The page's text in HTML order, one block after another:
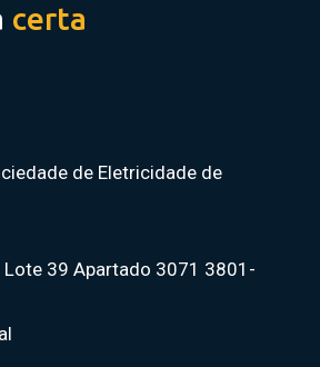
certa
de Eletricidade de
Lote 39 Apartado 3071 3801-